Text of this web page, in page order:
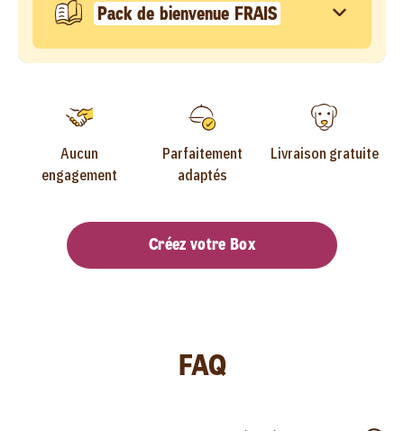
Pack de bienvenue FRAIS
Aucun
engagement
Parfaitement
adaptés
Livraison gratuite
Créez votre Box
FAQ